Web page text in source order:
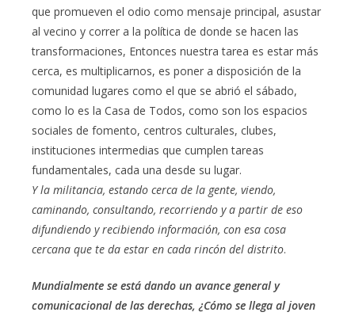
que promueven el odio como mensaje principal, asustar
al vecino y correr a la política de donde se hacen las
transformaciones, Entonces nuestra tarea es estar más
cerca, es multiplicarnos, es poner a disposición de la
comunidad lugares como el que se abrió el sábado,
como lo es la Casa de Todos, como son los espacios
sociales de fomento, centros culturales, clubes,
instituciones intermedias que cumplen tareas
fundamentales, cada una desde su lugar.
Y la militancia, estando cerca de la gente, viendo,
caminando, consultando, recorriendo y a partir de eso
difundiendo y recibiendo información, con esa cosa
cercana que te da estar en cada rincón del distrito.
Mundialmente se está dando un avance general y
comunicacional de las derechas, ¿Cómo se llega al joven